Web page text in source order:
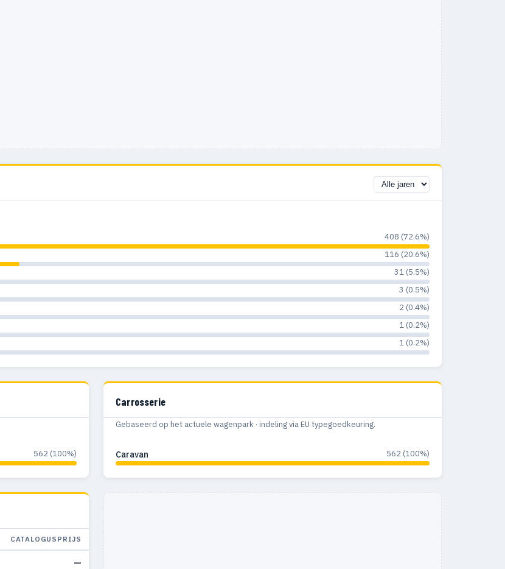
408 (72.6%)
116 (20.6%)
31 (5.5%)
3 (0.5%)
2 (0.4%)
1 (0.2%)
1 (0.2%)
562 (100%)
Carrosserie
Gebaseerd op het actuele wagenpark · indeling via EU typegoedkeuring.
Caravan 562 (100%)
CATALOGUSPRIJS
—